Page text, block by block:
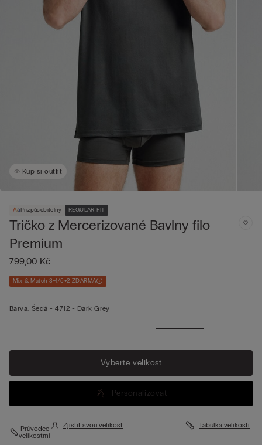
Kup si outfit
Přizpůsobitelný REGULAR FIT
Tričko z Mercerizované Bavlny filo
Premium
799,00 Kč
Mix & Match 3+1/5+2 ZDARMA
Barva: Šedá -4712 - Dark Grey
Vyberte velikost
Personalizovat
Průvodce
velikostmi
Zjistit svou velikost Tabulka velikostí